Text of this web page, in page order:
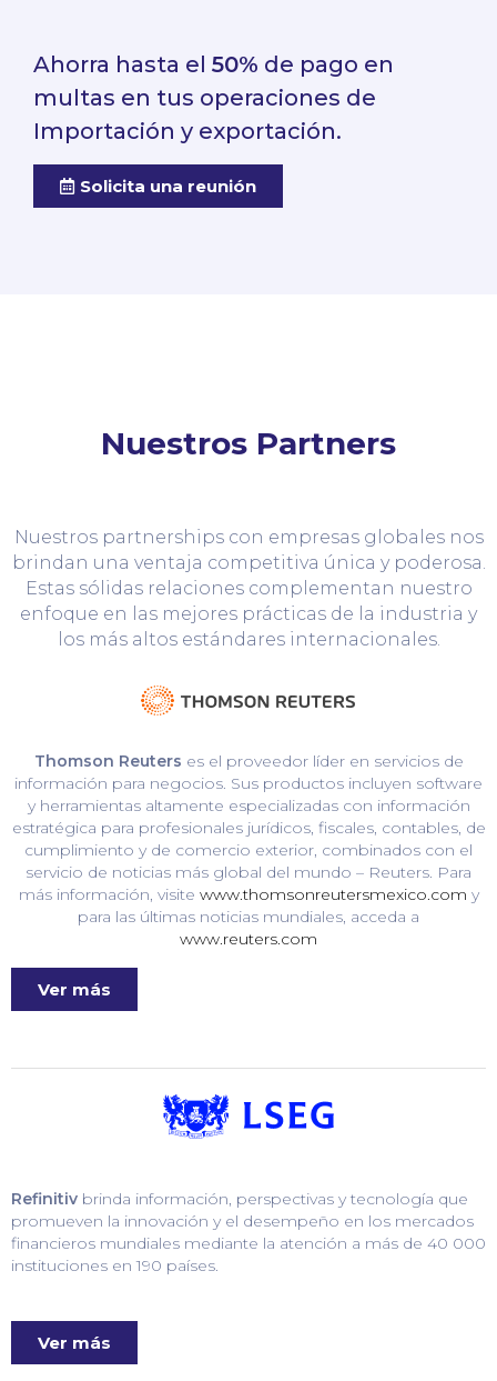
Ahorra hasta el 50% de pago en
multas en tus operaciones de
Importación y exportación.
Solicita una reunión
Nuestros Partners
Nuestros partnerships con empresas globales nos
brindan una ventaja competitiva única y poderosa.
Estas sólidas relaciones complementan nuestro
enfoque en las mejores prácticas de la industria y
los más altos estándares internacionales.
Thomson Reuters es el proveedor líder en servicios de
información para negocios. Sus productos incluyen software
y herramientas altamente especializadas con información
estratégica para profesionales jurídicos, fiscales, contables, de
cumplimiento y de comercio exterior, combinados con el
servicio de noticias más global del mundo – Reuters. Para
más información, visite www.thomsonreutersmexico.com y
para las últimas noticias mundiales, acceda a
www.reuters.com
Ver más
Refinitiv brinda información, perspectivas y tecnología que
promueven la innovación y el desempeño en los mercados
financieros mundiales mediante la atención a más de 40 000
instituciones en 190 países.
Ver más